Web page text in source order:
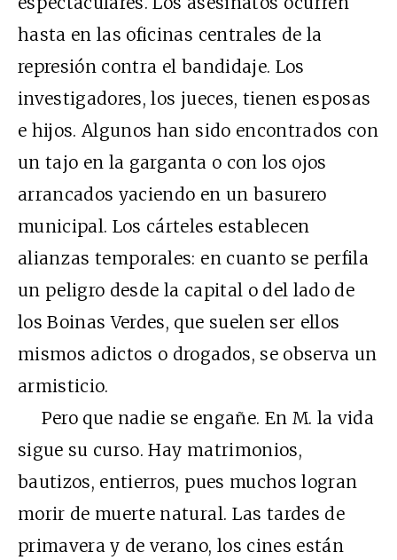
hasta en las oficinas centrales de la
represión contra el bandidaje. Los
investigadores, los jueces, tienen esposas
e hijos. Algunos han sido encontrados con
un tajo en la garganta o con los ojos
arrancados yaciendo en un basurero
municipal. Los cárteles establecen
alianzas temporales: en cuanto se perfila
un peligro desde la capital o del lado de
los Boinas Verdes, que suelen ser ellos
mismos adictos o drogados, se observa un
armisticio.
Pero que nadie se engañe. En M. la vida
sigue su curso. Hay matrimonios,
bautizos, entierros, pues muchos logran
morir de muerte natural. Las tardes de
primavera y de verano, los cines están